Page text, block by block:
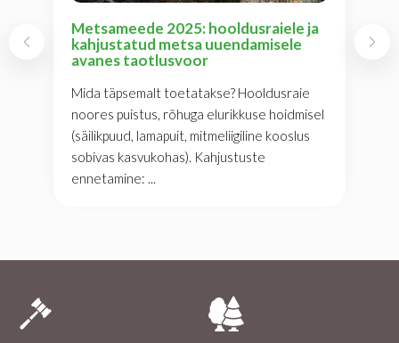
Metsameede 2025: hooldusraiele ja
kahjustatud metsa uuendamisele
avanes taotlusvoor
Mida täpsemalt toetatakse? Hooldusraie
noores puistus, rõhuga elurikkuse hoidmisel
(säilikpuud, lamapuit, mitmeliigiline kooslus
sobivas kasvukohas). Kahjustuste
ennetamine: ...